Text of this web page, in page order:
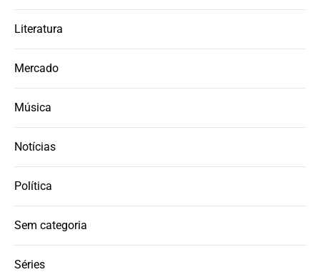
Literatura
Mercado
Música
Notícias
Política
Sem categoria
Séries